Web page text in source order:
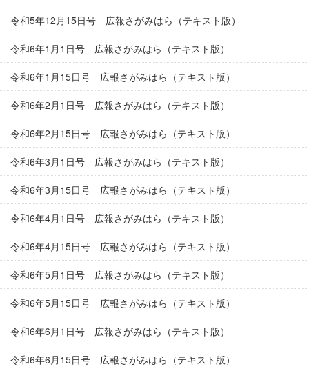
令和5年12月15日号 広報さがみはら（テキスト版）
令和6年1月1日号 広報さがみはら（テキスト版）
令和6年1月15日号 広報さがみはら（テキスト版）
令和6年2月1日号 広報さがみはら（テキスト版）
令和6年2月15日号 広報さがみはら（テキスト版）
令和6年3月1日号 広報さがみはら（テキスト版）
令和6年3月15日号 広報さがみはら（テキスト版）
令和6年4月1日号 広報さがみはら（テキスト版）
令和6年4月15日号 広報さがみはら（テキスト版）
令和6年5月1日号 広報さがみはら（テキスト版）
令和6年5月15日号 広報さがみはら（テキスト版）
令和6年6月1日号 広報さがみはら（テキスト版）
令和6年6月15日号 広報さがみはら（テキスト版）